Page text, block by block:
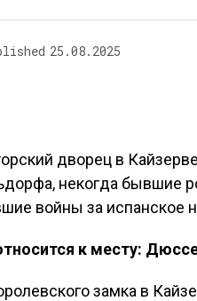
25.08.2025
дворец в
некогда бывшие
войны за испанское
к месту:
замка в